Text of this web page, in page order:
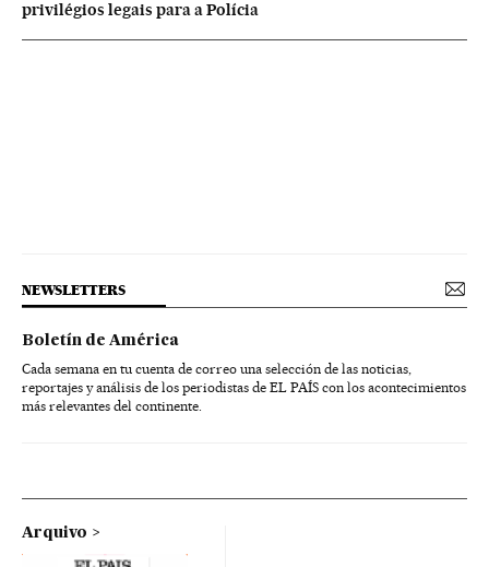
privilégios legais para a Polícia
NEWSLETTERS
Boletín de América
Cada semana en tu cuenta de correo una selección de las noticias,
reportajes y análisis de los periodistas de EL PAÍS con los acontecimientos
más relevantes del continente.
Arquivo